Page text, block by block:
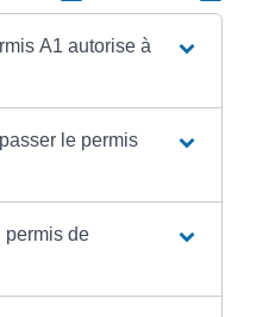
A1 autorise à
le permis
permis de